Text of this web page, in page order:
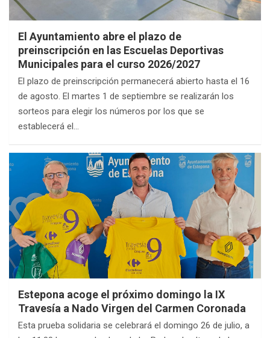
El Ayuntamiento abre el plazo de
preinscripción en las Escuelas Deportivas
Municipales para el curso 2026/2027
El plazo de preinscripción permanecerá abierto hasta el 16
de agosto. El martes 1 de septiembre se realizarán los
sorteos para elegir los números por los que se
establecerá el…
Estepona acoge el próximo domingo la IX
Travesía a Nado Virgen del Carmen Coronada
Esta prueba solidaria se celebrará el domingo 26 de julio, a